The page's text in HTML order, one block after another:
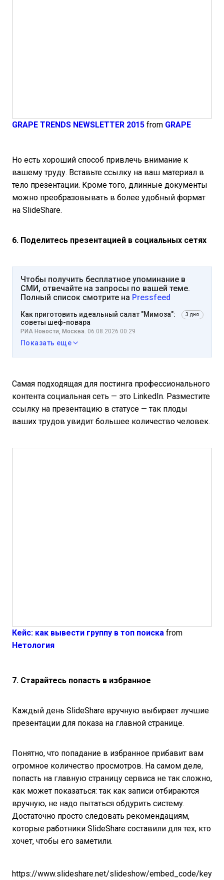
GRAPE TRENDS NEWSLETTER 2015 from GRAPE
Но есть хороший способ привлечь внимание к
вашему труду. Вставьте ссылку на ваш материал в
тело презентации. Кроме того, длинные документы
можно преобразовывать в более удобный формат
на SlideShare.
6. Поделитесь презентацией в социальных сетях
Чтобы получить бесплатное упоминание в
СМИ, отвечайте на запросы по вашей теме.
Полный список смотрите на Pressfeed
Как приготовить идеальный салат "Мимоза":
советы шеф-повара
3 дня
РИА Новости, Москва. 06.08.2026 00:29
Показать еще
Самая подходящая для постинга профессионального
контента социальная сеть — это LinkedIn. Разместите
ссылку на презентацию в статусе — так плоды
ваших трудов увидит большее количество человек.
Кейс: как вывести группу в топ поиска from
Нетология
7. Старайтесь попасть в избранное
Каждый день SlideShare вручную выбирает лучшие
презентации для показа на главной странице.
Понятно, что попадание в избранное прибавит вам
огромное количество просмотров. На самом деле,
попасть на главную страницу сервиса не так сложно,
как может показаться: так как записи отбираются
вручную, не надо пытаться обдурить систему.
Достаточно просто следовать рекомендациям,
которые работники SlideShare составили для тех, кто
хочет, чтобы его заметили.
https://www.slideshare.net/slideshow/embed_code/key